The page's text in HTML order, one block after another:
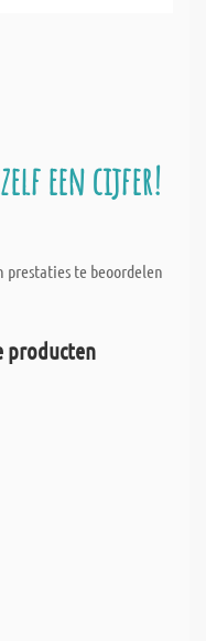
een cijfer!
te beoordelen
producten